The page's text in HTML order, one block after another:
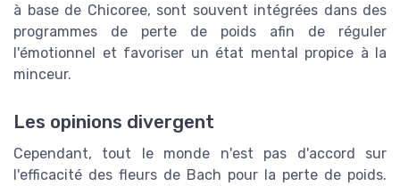
à base de Chicoree, sont souvent intégrées dans des
programmes de perte de poids afin de réguler
l'émotionnel et favoriser un état mental propice à la
minceur.
Les opinions divergent
Cependant, tout le monde n'est pas d'accord sur
l'efficacité des fleurs de Bach pour la perte de poids.